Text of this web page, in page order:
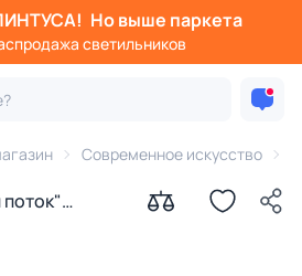
Но выше паркета
светильников
Современное искусство